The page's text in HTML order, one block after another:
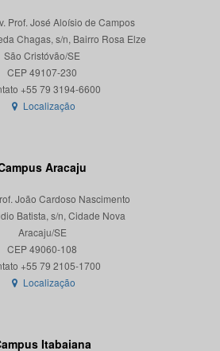
Prof. José Aloísio de Campos
Chagas, s/n, Bairro Rosa Elze
São Cristóvão/SE
CEP 49107-230
Localização
Aracaju
João Cardoso Nascimento
Batista, s/n, Cidade Nova
Aracaju/SE
CEP 49060-108
Localização
Itabaiana